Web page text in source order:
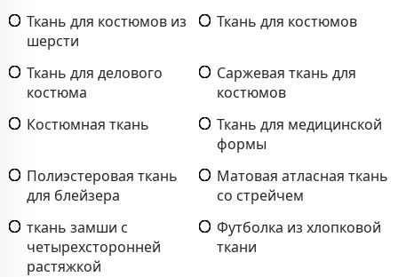
Ткань для костюмов из
шерсти
Ткань для костюмов
Ткань для делового
костюма
Саржевая ткань для
костюмов
Костюмная ткань
Ткань для медицинской
формы
Полиэстеровая ткань
для блейзера
Матовая атласная ткань
со стрейчем
ткань замши с
четырехсторонней
растяжкой
Футболка из хлопковой
ткани